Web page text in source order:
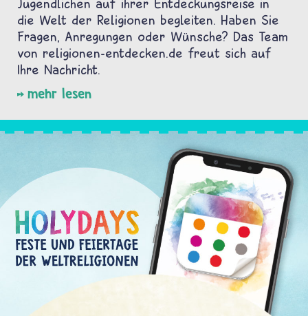
die Welt der Religionen begleiten. Haben Sie
Fragen, Anregungen oder Wünsche? Das Team
von religionen-entdecken.de freut sich auf
Ihre Nachricht.
mehr lesen